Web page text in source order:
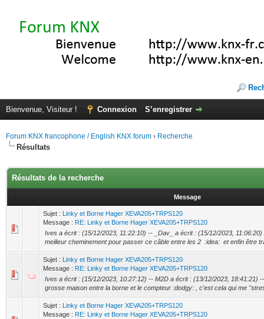
Bienvenue, Visiteur ! Connexion S’enregistrer
Forum KNX francophone / English KNX forum › Recherche
Résultats
Résultats de la recherche
Message
Sujet : Linky et Borne Hager XEVA205+TRPS120
Message : RE: Linky et Borne Hager XEVA205+TRPS120
Ives a écrit : (15/12/2023, 11:22:10) -- _Dav_ a écrit : (15/12/2023,
meilleur cheminement pour passer ce câble entre les 2 :idea: et enfin être
Sujet : Linky et Borne Hager XEVA205+TRPS120
Message : RE: Linky et Borne Hager XEVA205+TRPS120
Ives a écrit : (15/12/2023, 10:27:12) -- M2D a écrit : (13/12/2023, 18:41:21)
grosse maison entre la borne et le compteur :dodgy: , c'est cela qui me
Sujet : Linky et Borne Hager XEVA205+TRPS120
Message : RE: Linky et Borne Hager XEVA205+TRPS120